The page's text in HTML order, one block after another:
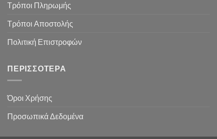
Τρόποι Πληρωμής
Τρόποι Αποστολής
Πολιτική Επιστροφών
ΠΕΡΙΣΣΌΤΕΡΑ
Όροι Χρήσης
Προσωπικά Δεδομένα